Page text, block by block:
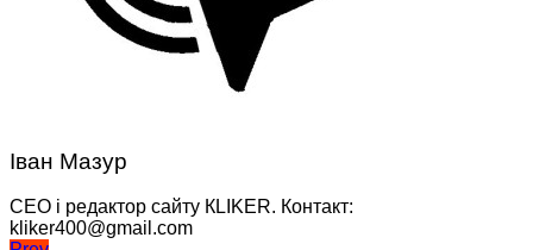
Іван Мазур
CEO і редактор сайту КLIKER. Контакт:
kliker400@gmail.com